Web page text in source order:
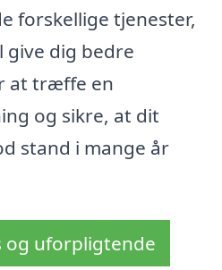
forskellige tjenester,
give dig bedre
at træffe en
og sikre, at dit
stand i mange år
og uforpligtende